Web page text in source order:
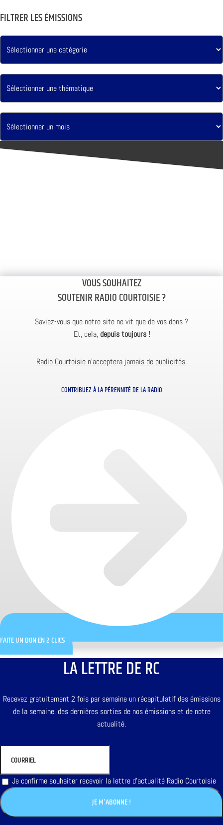
FILTRER LES ÉMISSIONS
VOUS SOUHAITEZ
SOUTENIR RADIO COURTOISIE ?
Saviez-vous que notre site ne vit que de vos dons ?
Et, cela, depuis toujours !
Radio Courtoisie n’acceptera jamais de publicités.
CONTRIBUEZ À LA PÉRENNITÉ DE LA RADIO
FAITE UN DON EN 2 CLICS
LA LETTRE DE RC
Recevez gratuitement 2 fois par semaine un récapitulatif des émissions
de la semaine, des dernières sorties de nos émissions et de notre
actualité.
Je confirme souhaiter recevoir la lettre d'actualité Radio Courtoisie